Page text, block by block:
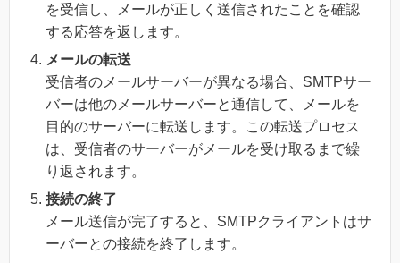
を受信し、メールが正しく送信されたことを確認
する応答を返します。
メールの転送
受信者のメールサーバーが異なる場合、SMTPサー
バーは他のメールサーバーと通信して、メールを
目的のサーバーに転送します。この転送プロセス
は、受信者のサーバーがメールを受け取るまで繰
り返されます。
接続の終了
メール送信が完了すると、SMTPクライアントはサ
ーバーとの接続を終了します。